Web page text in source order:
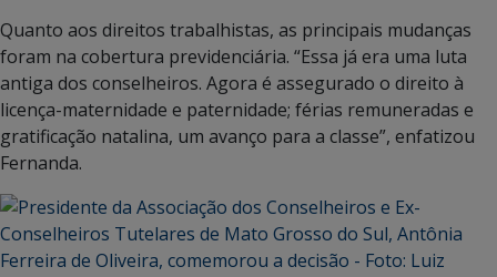
Quanto aos direitos trabalhistas, as principais mudanças
foram na cobertura previdenciária. “Essa já era uma luta
antiga dos conselheiros. Agora é assegurado o direito à
licença-maternidade e paternidade; férias remuneradas e
gratificação natalina, um avanço para a classe”, enfatizou
Fernanda.